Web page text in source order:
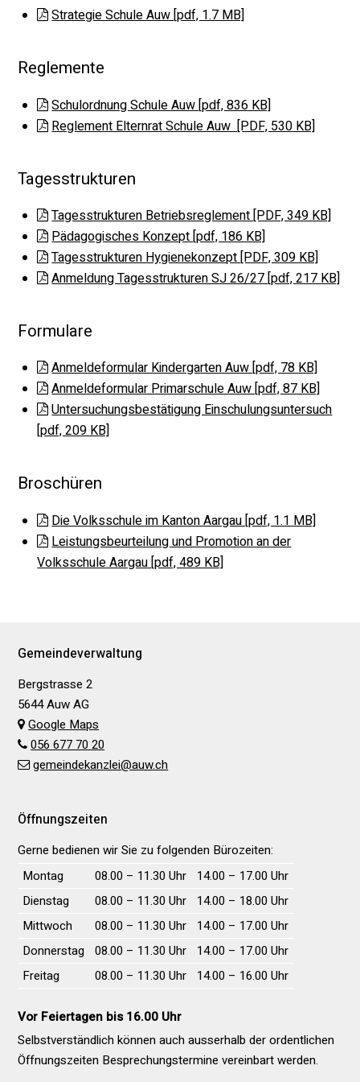
Strategie Schule Auw [pdf, 1.7 MB]
Reglemente
Schulordnung Schule Auw [pdf, 836 KB]
Reglement Elternrat Schule Auw [PDF, 530 KB]
Tagesstrukturen
Tagesstrukturen Betriebsreglement [PDF, 349 KB]
Pädagogisches Konzept [pdf, 186 KB]
Tagesstrukturen Hygienekonzept [PDF, 309 KB]
Anmeldung Tagesstrukturen SJ 26/27 [pdf, 217 KB]
Formulare
Anmeldeformular Kindergarten Auw [pdf, 78 KB]
Anmeldeformular Primarschule Auw [pdf, 87 KB]
Untersuchungsbestätigung Einschulungsuntersuch
[pdf, 209 KB]
Broschüren
Die Volksschule im Kanton Aargau [pdf, 1.1 MB]
Leistungsbeurteilung und Promotion an der
Volksschule Aargau [pdf, 489 KB]
Footer
Gemeindeverwaltung
Bergstrasse 2
5644 Auw AG
Google Maps
056 677 70 20
gemeindekanzlei@auw.ch
Öffnungszeiten
Gerne bedienen wir Sie zu folgenden Bürozeiten:
Wochentag
Vormittag Nachmittag
Montag 08.00 – 11.30 Uhr
14.00 – 17.00 Uhr
Dienstag
08.00 – 11.30 Uhr
14.00 – 18.00 Uhr
Mittwoch
08.00 – 11.30 Uhr
14.00 – 17.00 Uhr
Donnerstag
08.00 – 11.30 Uhr
14.00 – 17.00 Uhr
Freitag
08.00 – 11.30 Uhr 14.00 – 16.00 Uhr
Vor Feiertagen bis 16.00 Uhr
Selbstverständlich können auch ausserhalb der ordentlichen
Öffnungs­zeiten Besprechungs­termine vereinbart werden.